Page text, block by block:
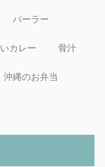
パーラー
カレー 骨汁
沖縄のお弁当